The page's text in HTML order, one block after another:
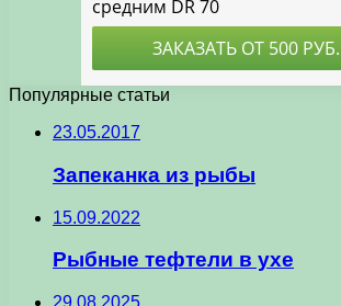
Популярные статьи
23.05.2017
Запеканка из рыбы
15.09.2022
Рыбные тефтели в ухе
29.08.2025